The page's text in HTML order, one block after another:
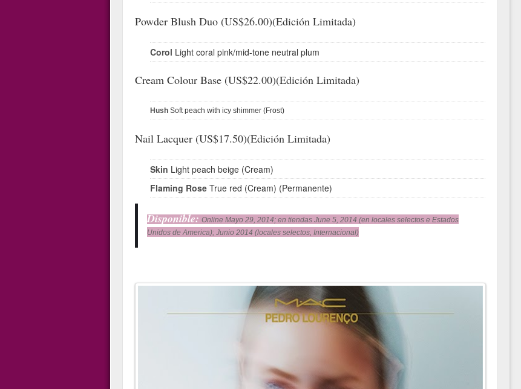
Powder Blush Duo (US$26.00)(Edición Limitada)
Corol Light coral pink/mid-tone neutral plum
Cream Colour Base (US$22.00)(Edición Limitada)
HushSoft peach with icy shimmer (Frost)
Nail Lacquer (US$17.50)(Edición Limitada)
Skin Light peach beige (Cream)
Flaming RoseTrue red (Cream) (Permanente)
Disponible: Online Mayo 29, 2014; en tiendas June 5, 2014 (en locales selectos e Estados
Unidos de America); Junio 2014 (locales selectos, Internacional)